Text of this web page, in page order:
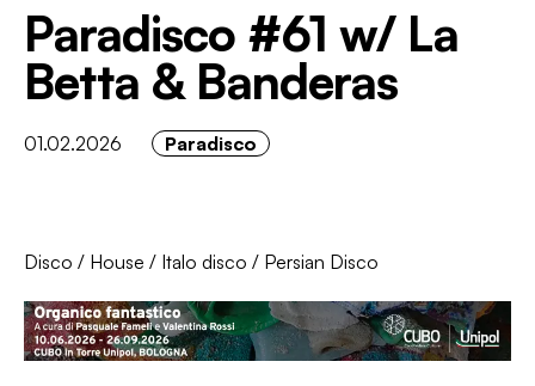
Paradisco #61 w/ La
Betta & Banderas
01.02.2026 Paradisco
Disco / House / Italo disco / Persian Disco